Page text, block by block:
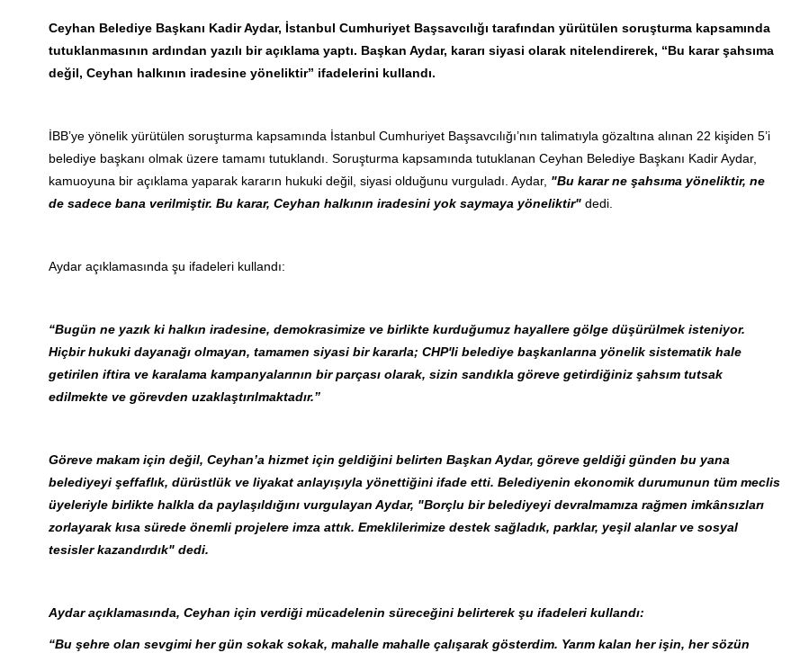
Ceyhan Belediye Başkanı Kadir Aydar, İstanbul Cumhuriyet Başsavcılığı tarafından yürütülen soruşturma kapsamında
tutuklanmasının ardından yazılı bir açıklama yaptı. Başkan Aydar, kararı siyasi olarak nitelendirerek, “Bu karar şahsıma
değil, Ceyhan halkının iradesine yöneliktir” ifadelerini kullandı.
İBB’ye yönelik yürütülen soruşturma kapsamında İstanbul Cumhuriyet Başsavcılığı’nın talimatıyla gözaltına alınan 22 kişiden 5’i
belediye başkanı olmak üzere tamamı tutuklandı. Soruşturma kapsamında tutuklanan Ceyhan Belediye Başkanı Kadir Aydar,
kamuoyuna bir açıklama yaparak kararın hukuki değil, siyasi olduğunu vurguladı. Aydar, "Bu karar ne şahsıma yöneliktir, ne
de sadece bana verilmiştir. Bu karar, Ceyhan halkının iradesini yok saymaya yöneliktir"dedi.
Aydar açıklamasında şu ifadeleri kullandı:
“Bugün ne yazık ki halkın iradesine, demokrasimize ve birlikte kurduğumuz hayallere gölge düşürülmek isteniyor.
Hiçbir hukuki dayanağı olmayan, tamamen siyasi bir kararla; CHP'li belediye başkanlarına yönelik sistematik hale
getirilen iftira ve karalama kampanyalarının bir parçası olarak, sizin sandıkla göreve getirdiğiniz şahsım tutsak
edilmekte ve görevden uzaklaştırılmaktadır.”
Göreve makam için değil, Ceyhan’a hizmet için geldiğini belirten Başkan Aydar, göreve geldiği günden bu yana
belediyeyi şeffaflık, dürüstlük ve liyakat anlayışıyla yönettiğini ifade etti. Belediyenin ekonomik durumunun tüm meclis
üyeleriyle birlikte halkla da paylaşıldığını vurgulayan Aydar, "Borçlu bir belediyeyi devralmamıza rağmen imkânsızları
zorlayarak kısa sürede önemli projelere imza attık. Emeklilerimize destek sağladık, parklar, yeşil alanlar ve sosyal
tesisler kazandırdık" dedi.
Aydar açıklamasında, Ceyhan için verdiği mücadelenin süreceğini belirterek şu ifadeleri kullandı:
“Bu şehre olan sevgimi her gün sokak sokak, mahalle mahalle çalışarak gösterdim. Yarım kalan her işin, her sözün